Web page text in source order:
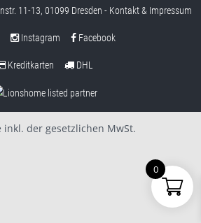
11-13, 01099 Dresden - Kontakt & Impressum
Instagram Facebook
Kreditkarten DHL
inkl. der gesetzlichen MwSt.
0